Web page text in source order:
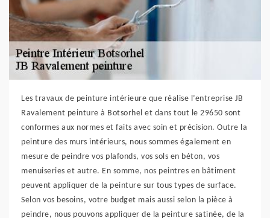
Les travaux de peinture intérieure que réalise l’entreprise JB
Ravalement peinture à Botsorhel et dans tout le 29650 sont
conformes aux normes et faits avec soin et précision. Outre la
peinture des murs intérieurs, nous sommes également en
mesure de peindre vos plafonds, vos sols en béton, vos
menuiseries et autre. En somme, nos peintres en bâtiment
peuvent appliquer de la peinture sur tous types de surface.
Selon vos besoins, votre budget mais aussi selon la pièce à
peindre, nous pouvons appliquer de la peinture satinée, de la